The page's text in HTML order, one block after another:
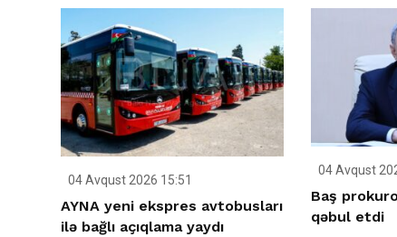
04 Avqust 2026 15:51
AYNA yeni ekspres avtobusları
ilə bağlı açıqlama yaydı
04 Avqust
Baş
qəbul etdi